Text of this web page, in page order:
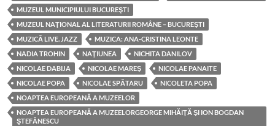
MUZEUL MUNICIPIULUI BUCUREŞTI
MUZEUL NAŢIONAL AL LITERATURII ROMÂNE – BUCUREŞTI
MUZICĂ LIVE. JAZZ
MUZICA: ANA-CRISTINA LEONTE
NADIA TROHIN
NAŢIUNEA
NICHITA DANILOV
NICOLAE DABIJA
NICOLAE MAREŞ
NICOLAE PANAITE
NICOLAE POPA
NICOLAE SPĂTARU
NICOLETA POPA
NOAPTEA EUROPEANĂ A MUZEELOR
NOAPTEA EUROPEANĂ A MUZEELORGEORGE MIHĂIŢĂ ŞI ION BOGDAN
ŞTEFĂNESCU